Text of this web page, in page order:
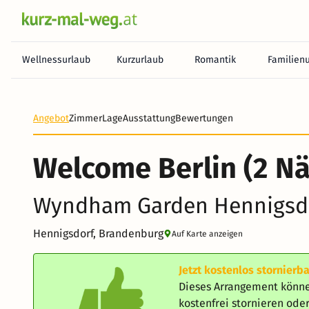
Wellnessurlaub Kurzurlaub Romantik
Heute noch keine Zahlung erforderlich! Zahlen Sie
AngebotZimmerLageAusstattungBewertungen
Welcome Berlin (2
Wyndham Garden
Hennigsdorf, Brandenburg Auf Karte anzeigen
Jetzt kostenlos
Dieses Arrangement
kostenfrei stornieren